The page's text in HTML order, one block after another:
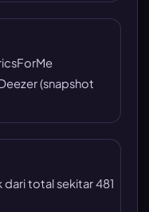
(snapshot
dari total sekitar 481